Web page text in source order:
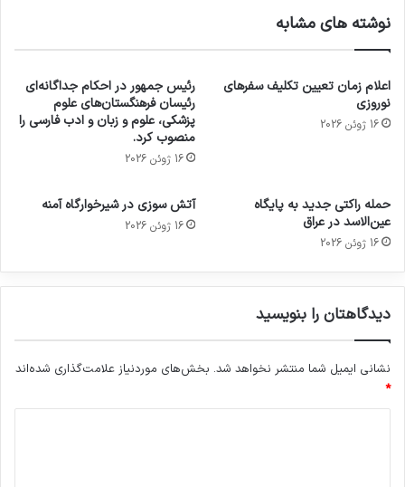
نوشته های مشابه
اعلام زمان تعیین تکلیف سفرهای
نوروزی
16 ژوئن 2026
رئیس جمهور در احکام جداگانه‌ای
رئیسان فرهنگستان‌های علوم
پزشکی، علوم و زبان و ادب فارسی را
منصوب کرد.
16 ژوئن 2026
حمله راکتی جدید به پایگاه
عین‌الاسد در عراق
16 ژوئن 2026
آتش سوزی در شیرخوارگاه آمنه
16 ژوئن 2026
دیدگاهتان را بنویسید
نشانی ایمیل شما منتشر نخواهد شد. بخش‌های موردنیاز علامت‌گذاری شده‌اند
*